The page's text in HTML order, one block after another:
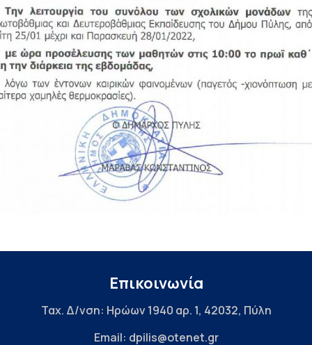
Επικοινωνία
Ταχ. Δ/νση: Ηρώων 1940 αρ. 1, 42032, Πύλη
Email: dpilis@otenet.gr